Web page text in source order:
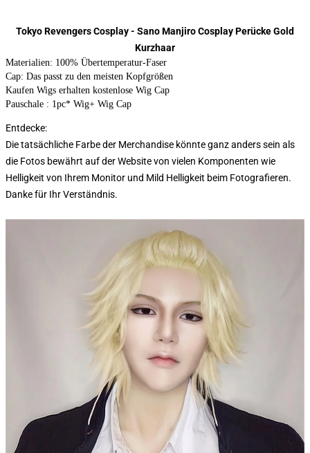
Tokyo Revengers Cosplay - Sano Manjiro Cosplay Perücke Gold
Kurzhaar
Materialien: 100% Übertemperatur-Faser
Cap: Das passt zu den meisten Kopfgrößen
Kaufen Wigs erhalten kostenlose Wig Cap
Pauschale : 1pc* Wig+ Wig Cap
Entdecke:
Die tatsächliche Farbe der Merchandise könnte ganz anders sein als
die Fotos bewährt auf der Website von vielen Komponenten wie
Helligkeit von Ihrem Monitor und Mild Helligkeit beim Fotografieren.
Danke für Ihr Verständnis.